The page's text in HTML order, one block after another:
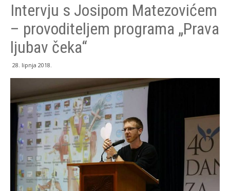
Intervju s Josipom Matezovićem
– provoditeljem programa „Prava
ljubav čeka“
28. lipnja 2018.